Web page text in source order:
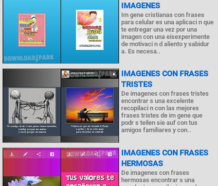
IMAGENES
Im gene cristianas con frases
para celular es una aplicaci n que
te entregar una vez por una
imagen con una eisexperimente
de motivaci n d aliento y sabidur
a. Es necesa..
IMAGENES CON FRASES
TRISTES
De imagenes con frases tristes
encontrar s una excelente
recopilaci n con las mejores
frases tristes de im gene que
podr s teilen sie auf con tus
amigos familiares y con..
IMAGENES CON FRASES
HERMOSAS
De imagenes con frases
hermosas encontrar s una